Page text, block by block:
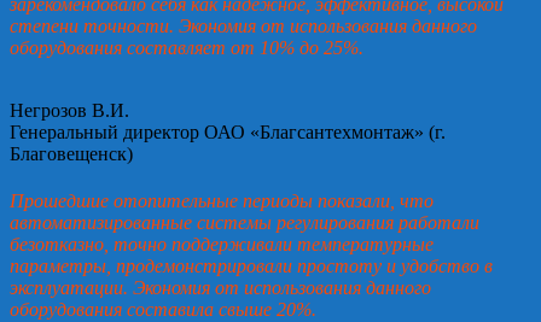
зарекомендовало себя как надежное, эффективное, высокой
степени точности. Экономия от использования данного
оборудования составляет от 10% до 25%.
Негрозов В.И.
Генеральный директор ОАО «Благсантехмонтаж» (г.
Благовещенск)
Прошедшие отопительные периоды показали, что
автоматизированные системы регулирования работали
безотказно, точно поддерживали температурные
параметры, продемонстрировали простоту и удобство в
эксплуатации. Экономия от использования данного
оборудования составила свыше 20%.